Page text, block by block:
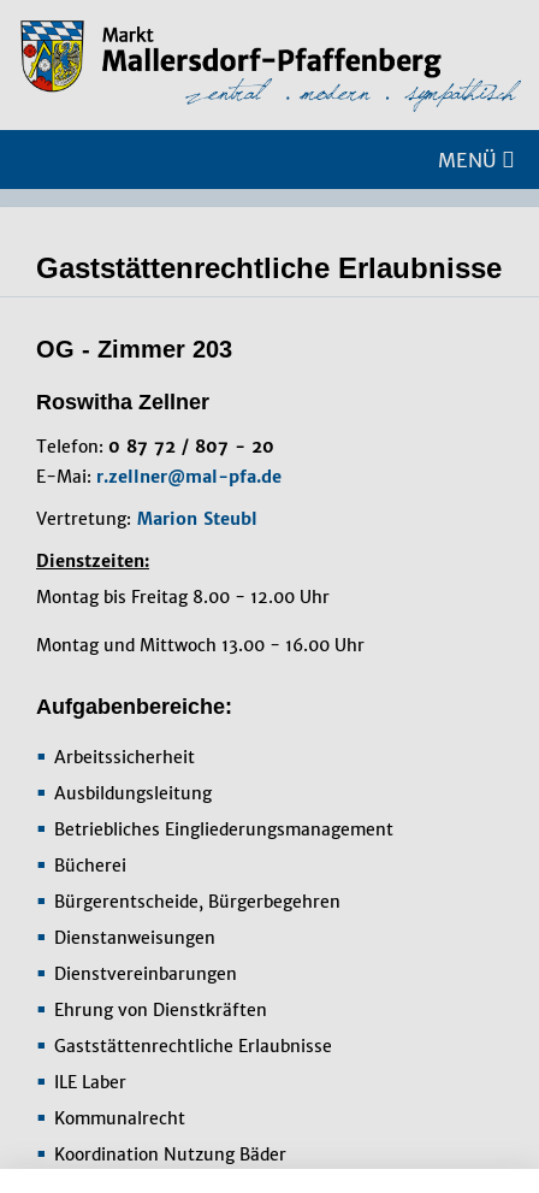
MENÜ
Gaststättenrechtliche Erlaubnisse
OG - Zimmer 203
Roswitha Zellner
Telefon: 0 87 72 / 807 - 20
E-Mai: r.zellner@mal-pfa.de
Vertretung: Marion Steubl
Dienstzeiten:
Montag bis Freitag 8.00 - 12.00 Uhr
Montag und Mittwoch 13.00 - 16.00 Uhr
Aufgabenbereiche:
Arbeitssicherheit
Ausbildungsleitung
Betriebliches Eingliederungsmanagement
Bücherei
Bürgerentscheide, Bürgerbegehren
Dienstanweisungen
Dienstvereinbarungen
Ehrung von Dienstkräften
Gaststättenrechtliche Erlaubnisse
ILE Laber
Kommunalrecht
Koordination Nutzung Bäder